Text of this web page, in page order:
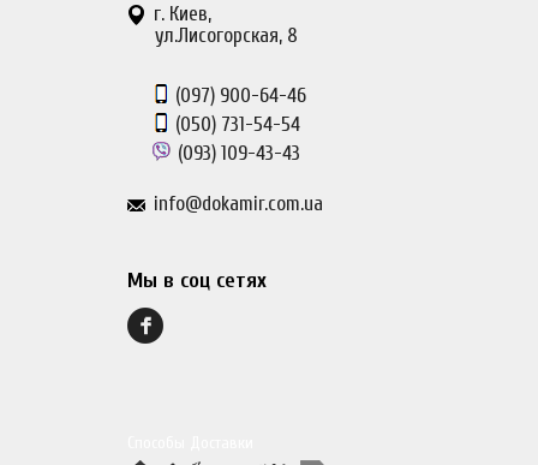
г. Киев,
ул.Лисогорская, 8
(097) 900-64-46
(050) 731-54-54
(093) 109-43-43
info@dokamir.com.ua
Мы в соц сетях